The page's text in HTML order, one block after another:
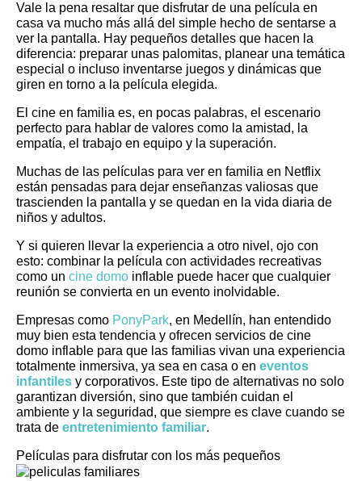
Vale la pena resaltar que disfrutar de una película en
casa va mucho más allá del simple hecho de sentarse a
ver la pantalla. Hay pequeños detalles que hacen la
diferencia: preparar unas palomitas, planear una temática
especial o incluso inventarse juegos y dinámicas que
giren en torno a la película elegida.
El cine en familia es, en pocas palabras, el escenario
perfecto para hablar de valores como la amistad, la
empatía, el trabajo en equipo y la superación.
Muchas de las películas para ver en familia en Netflix
están pensadas para dejar enseñanzas valiosas que
trascienden la pantalla y se quedan en la vida diaria de
niños y adultos.
Y si quieren llevar la experiencia a otro nivel, ojo con
esto: combinar la película con actividades recreativas
como un cine domo inflable puede hacer que cualquier
reunión se convierta en un evento inolvidable.
Empresas como PonyPark, en Medellín, han entendido
muy bien esta tendencia y ofrecen servicios de cine
domo inflable para que las familias vivan una experiencia
totalmente inmersiva, ya sea en casa o en eventos
infantiles y corporativos. Este tipo de alternativas no solo
garantizan diversión, sino que también cuidan el
ambiente y la seguridad, que siempre es clave cuando se
trata de entretenimiento familiar.
Películas para disfrutar con los más pequeños